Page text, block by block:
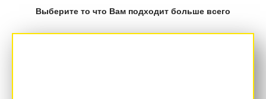
Выберите то что Вам подходит больше всего